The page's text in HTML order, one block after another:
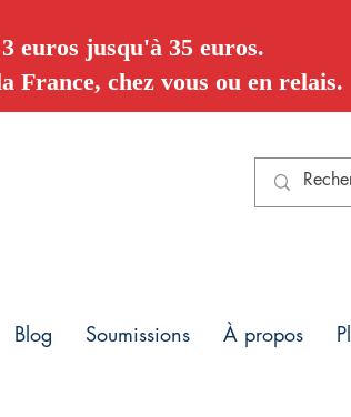
euros jusqu'à 35 euros.
France, chez vous ou en relais.
Blog Soumissions À propos